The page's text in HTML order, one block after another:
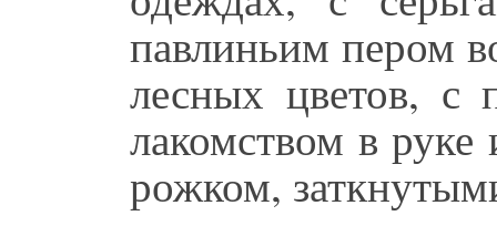
павлиньим пером
лесных цветов, с
лакомством в
рожком,